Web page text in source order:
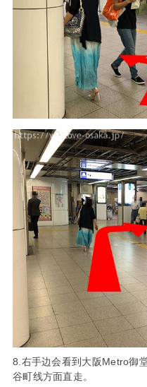
8.右手边会看到大阪Metro御
谷町线方面直走。